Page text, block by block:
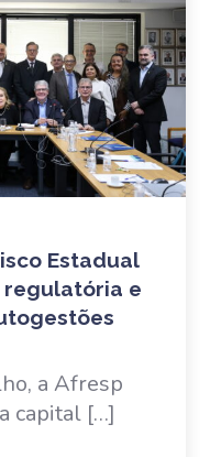
Estadual
e
a Afresp
capital […]